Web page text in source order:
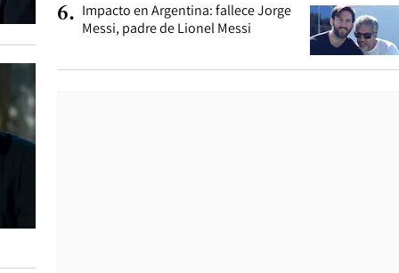
6. Impacto en Argentina: fallece Jorge
Messi, padre de Lionel Messi